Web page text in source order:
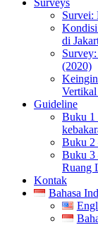
Surveys
Survei:
Kondisi
di
(2020)
Guideline
Buku 1
Buku 2
Buku 3
Ruang
Kontak
Bahasa